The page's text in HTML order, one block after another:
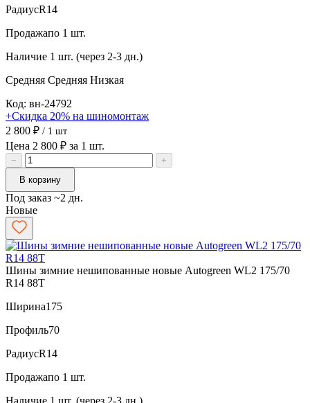
РадиусR14
Продажапо 1 шт.
Наличие 1 шт. (через 2-3 дн.)
Средняя Средняя Низкая
Код: вн-24792
+Скидка 20% на шиномонтаж
2 800 ₽ / 1 шт
Цена 2 800 ₽ за 1 шт.
−
+
В корзину
Под заказ ~2 дн.
Новые
Шины зимние нешипованные новые Autogreen WL2 175/70
R14 88T
Ширина175
Профиль70
РадиусR14
Продажапо 1 шт.
Наличие 1 шт. (через 2-3 дн.)